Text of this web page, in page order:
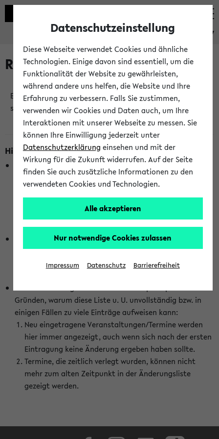
eKVV
Raumänderungen
Es wurden keine Raumänderungen an jetzt
stattfindenden Veranstaltungen gefunden!
Hinweise zur Liste der Raumänderungen
In dieser Liste werden nur Veranstaltungstermine
berücksichtigt, die gerade oder innerhalb der nächsten 2
Stunden stattfinden. Berücksichtigt werden nur Termine,
wurden. Die Anzeige ist semesterübergreifend und nicht
abhängig vom im eKVV gewählten Semester.
Die hier gezeigte Liste von Raumänderungen kann nur
vollständig sein, wenn den Fakultäten von den Lehrenden
die Änderungen zeitnah mitgeteilt und diese Änderungen
Gründen, warum diese Liste u. U. unvollständig bzw. in
einigen Fällen zu viele Einträge aufweisen kann:
Neu eingetragene Veranstaltungen/Termine werden
hier immer angezeigt, auch wenn sich nach der ersten
Eintragung keine Änderung ergeben haben sollte.
Termine, die zeitlich verlegt wurden, können nicht
mehr zum alten Zeitpunkt in der Änderungsliste
gezeigt werden.
Datenschutzeinstellung
Diese Webseite verwendet Cookies und ähnliche
Technologien. Einige davon sind essentiell, um die
Funktionalität der Website zu gewährleisten,
während andere uns helfen, die Website und Ihre
Erfahrung zu verbessern. Falls Sie zustimmen,
verwenden wir Cookies und Daten auch, um Ihre
Interaktionen mit unserer Webseite zu messen. Sie
können Ihre Einwilligung jederzeit unter
Datenschutzerklärung einsehen und mit der
Wirkung für die Zukunft widerrufen. Auf der Seite
finden Sie auch zusätzliche Informationen zu den
verwendeten Cookies und Technologien.
Alle akzeptieren
Nur notwendige Cookies zulassen
Impressum Datenschutz Barrierefreiheit